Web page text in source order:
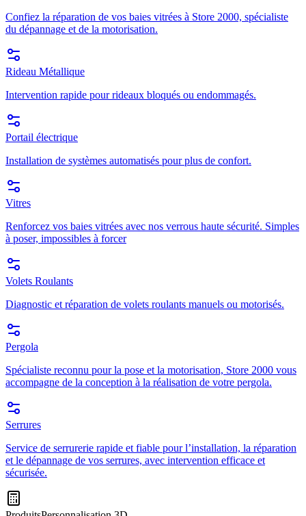
Confiez la réparation de vos baies vitrées à Store 2000, spécialiste
du dépannage et de la motorisation.
Rideau Métallique
Intervention rapide pour rideaux bloqués ou endommagés.
Portail électrique
Installation de systèmes automatisés pour plus de confort.
Vitres
Renforcez vos baies vitrées avec nos verrous haute sécurité. Simples
à poser, impossibles à forcer
Volets Roulants
Diagnostic et réparation de volets roulants manuels ou motorisés.
Pergola
Spécialiste reconnu pour la pose et la motorisation, Store 2000 vous
accompagne de la conception à la réalisation de votre pergola.
Serrures
Service de serrurerie rapide et fiable pour l’installation, la réparation
et le dépannage de vos serrures, avec intervention efficace et
sécurisée.